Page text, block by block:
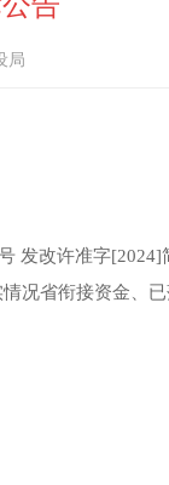
局
发改许准字[2024]
况省衔接资金、已